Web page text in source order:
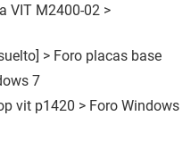
VIT M2400-02 >
> Foro placas base
7
vit p1420 > Foro Windows